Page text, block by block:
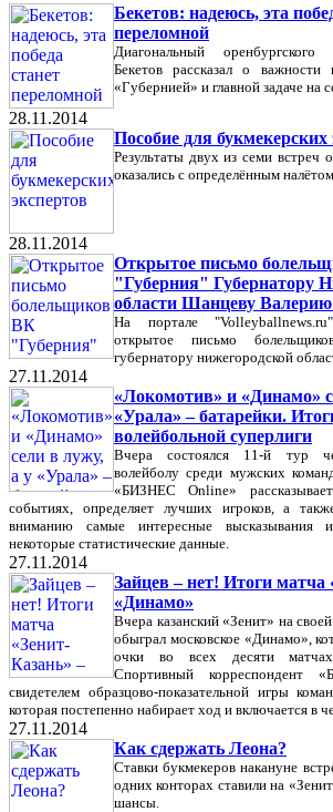
Бекетов: надеюсь, эта
переломной
Диагональный
Бекетов рассказал о
«Губернией» и главной задаче на
28.11.2014
Пособие для букмекерских
Результаты двух из семи встреч
оказались с определённым
28.11.2014
Открытое письмо
"Губерния" Губернатору
области Шанцеву
На портале
открытое письмо
губернатору нижегородской
27.11.2014
«Локомотив» и «Динамо»
«Урала» – батарейки.
волейбольной суперлиги
Вчера состоялся 11-й тур
волейболу среди мужских
«БИЗНЕС Online»
событиях, определяет лучших игроков, а
вниманию самые интересные высказывания
некоторые статистические данные.
27.11.2014
Зайцев – нет! Итоги матча
«Динамо»
Вчера казанский «Зенит» на
обыграл московское «Динамо»,
очки во всех десяти
Спортивный корреспондент
свидетелем образцово-показательной игры
которая постепенно набирает ход и включается в
27.11.2014
Как сдержать Леона?
Ставки букмекеров накануне
одних конторах ставили на
шансы.